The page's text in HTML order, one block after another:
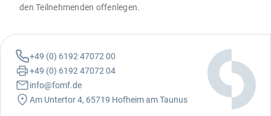
den Teilnehmenden offenlegen.
+49 (0) 6192 47072 00
+49 (0) 6192 47072 04
info@fomf.de
Am Untertor 4, 65719 Hofheim am Taunus